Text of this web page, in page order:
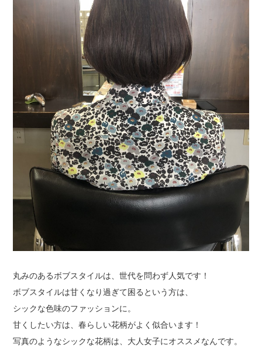
丸みのあるボブスタイルは、世代を問わず人気です！
ボブスタイルは甘くなり過ぎて困るという方は、
シックな色味のファッションに。
甘くしたい方は、春らしい花柄がよく似合います！
写真のようなシックな花柄は、大人女子にオススメなんです。